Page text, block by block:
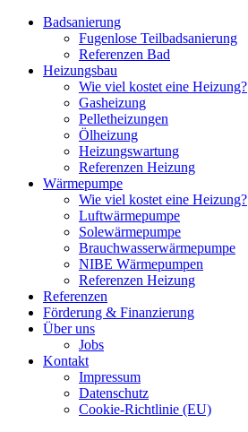
Badsanierung
Fugenlose Teilbadsanierung
Referenzen Bad
Heizungsbau
Wie viel kostet eine Heizung?
Gasheizung
Pelletheizungen
Ölheizung
Heizungswartung
Referenzen Heizung
Wärmepumpe
Wie viel kostet eine Heizung?
Luftwärmepumpe
Solewärmepumpe
Brauchwasserwärmepumpe
NIBE Wärmepumpen
Referenzen Heizung
Referenzen
Förderung & Finanzierung
Über uns
Jobs
Kontakt
Impressum
Datenschutz
Cookie-Richtlinie (EU)